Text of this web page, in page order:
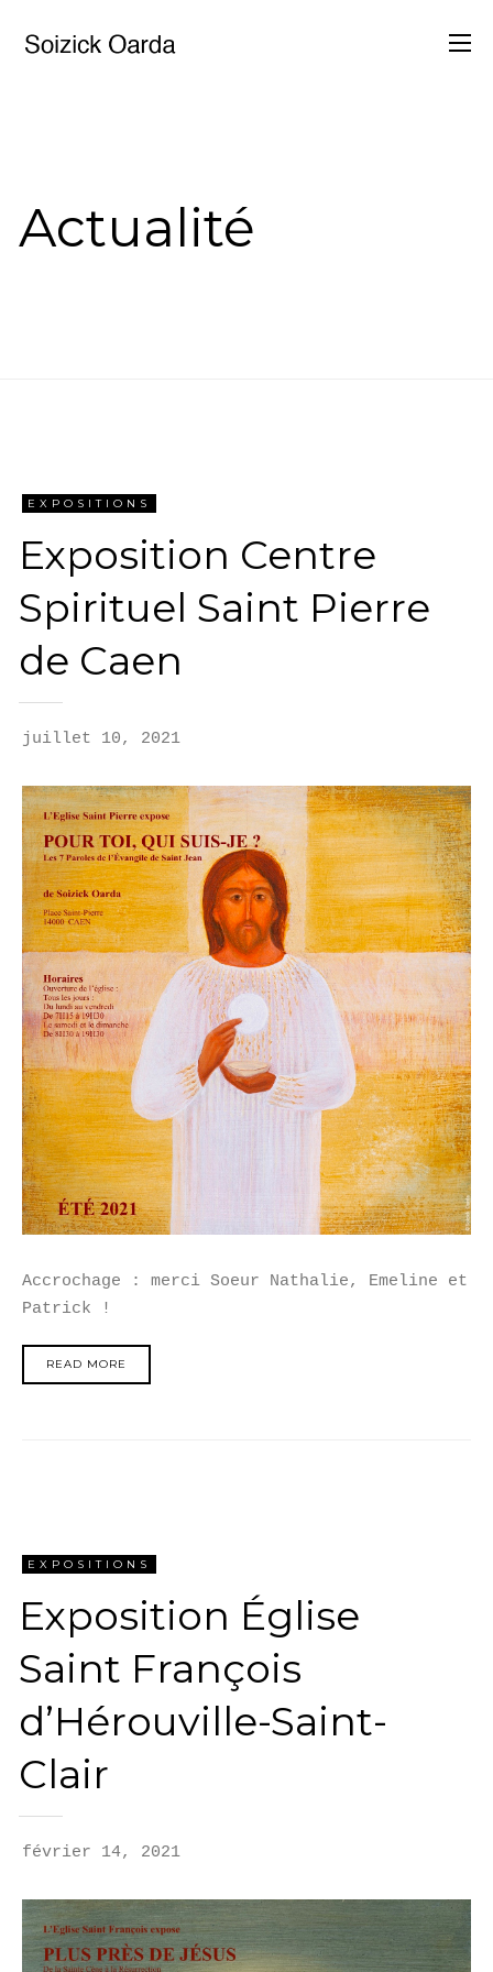
TRAVAUX PROFANES
ÉVANGILE DU JOUR
LES PSAUMES
Actualité
EXPOSITIONS
Exposition Centre
Spirituel Saint Pierre
de Caen
juillet 10, 2021
Accrochage : merci Soeur Nathalie, Emeline et
Patrick !
READ MORE
EXPOSITIONS
Exposition Église
Saint François
d’Hérouville-Saint-
Clair
février 14, 2021